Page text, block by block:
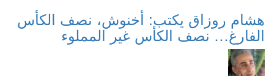
هشام روزاق يكتب: أخنوش، نصف الكأس
الفارغ… نصف الكأس غير المملوء